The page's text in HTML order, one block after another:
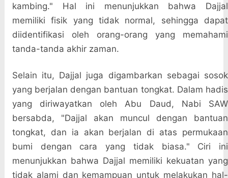
kambing." Hal ini menunjukkan bahwa Dajjal
memiliki fisik yang tidak normal, sehingga dapat
diidentifikasi oleh orang-orang yang memahami
tanda-tanda akhir zaman.
Selain itu, Dajjal juga digambarkan sebagai sosok
yang berjalan dengan bantuan tongkat. Dalam hadis
yang diriwayatkan oleh Abu Daud, Nabi SAW
bersabda, "Dajjal akan muncul dengan bantuan
tongkat, dan ia akan berjalan di atas permukaan
bumi dengan cara yang tidak biasa." Ciri ini
menunjukkan bahwa Dajjal memiliki kekuatan yang
tidak alami dan kemampuan untuk melakukan hal-